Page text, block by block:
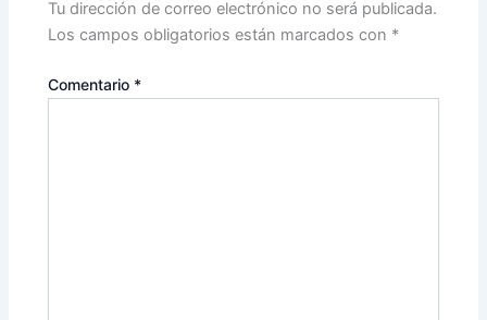
Tu dirección de correo electrónico no será publicada.
Los campos obligatorios están marcados con *
Comentario *